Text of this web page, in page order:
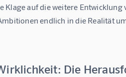
Klage auf die weitere
endlich in die Realität
Die